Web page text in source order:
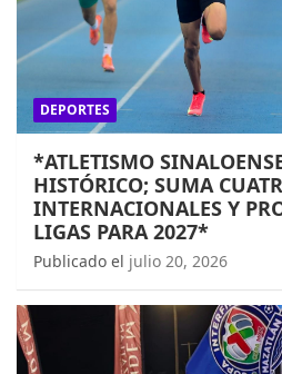
DEPORTES
*ATLETISMO
HISTÓRICO; SUMA
INTERNACIONALES Y
LIGAS PARA 2027*
Publicado el julio 20, 2026